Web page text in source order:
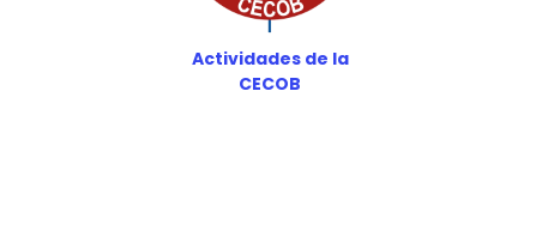
Actividades de la
CECOB